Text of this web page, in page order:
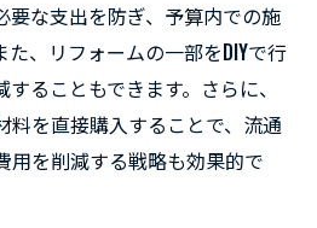
要な支出を防ぎ、予算内での施
、リフォームの一部をDIYで行
ることもできます。さらに、
料を直接購入することで、流通
用を削減する戦略も効果的で